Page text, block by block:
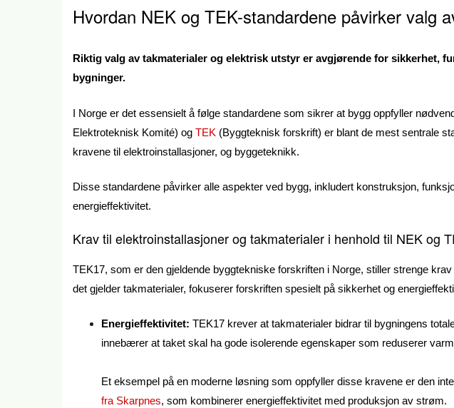
Hvordan NEK og TEK-standardene påvirker valg
Riktig valg av takmaterialer og elektrisk utstyr er avgjørende for sikkerhet,
bygninger.
I Norge er det essensielt å følge standardene som sikrer at bygg oppfyller
Elektroteknisk Komité) og TEK (Byggteknisk forskrift) er blant de mest sentrale
kravene til elektroinstallasjoner, og byggeteknikk.
Disse standardene påvirker alle aspekter ved bygg, inkludert konstruksjon,
energieffektivitet.
Krav til elektroinstallasjoner og takmaterialer i henhold til NEK og
TEK17, som er den gjeldende byggtekniske forskriften i Norge, stiller strenge
det gjelder takmaterialer, fokuserer forskriften spesielt på sikkerhet og
Energieffektivitet: TEK17 krever at takmaterialer bidrar til bygningens
innebærer at taket skal ha gode isolerende egenskaper som reduserer
Et eksempel på en moderne løsning som oppfyller disse kravene er den
fra Skarpnes, som kombinerer energieffektivitet med produksjon av strøm.